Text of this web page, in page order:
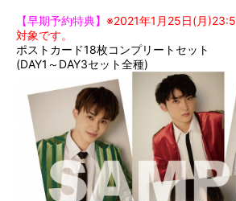
【早期予約特典】 ※2021年1月25日(月
対象です。
ポストカード18枚コンプリートセット
(DAY1～DAY3セット全種)